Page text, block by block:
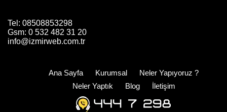
Tel: 08508853298
Gsm: 0 532 482 31 20
info@izmirweb.com.tr
Ana Sayfa Kurumsal
Neler Yapıyoruz ?
Neler Yaptık
Blog İletişim